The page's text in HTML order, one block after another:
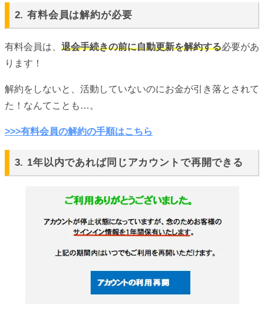
2. 有料会員は解約が必要
有料会員は、 退会手続きの前に自動更新を解約する必要があ
ります！
解約をしないと、活動していないのにお金が引き落とされて
た！なんてことも…。
>>>有料会員の解約の手順はこちら
3. 1年以内であれば同じアカウントで再開できる